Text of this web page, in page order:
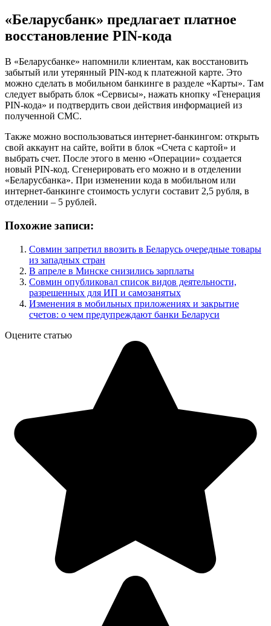
«Беларусбанк» предлагает платное
восстановление PIN-кода
В «Беларусбанке» напомнили клиентам, как восстановить
забытый или утерянный PIN-код к платежной карте. Это
можно сделать в мобильном банкинге в разделе «Карты». Там
следует выбрать блок «Сервисы», нажать кнопку «Генерация
PIN-кода» и подтвердить свои действия информацией из
полученной СМС.
Также можно воспользоваться интернет-банкингом: открыть
свой аккаунт на сайте, войти в блок «Счета с картой» и
выбрать счет. После этого в меню «Операции» создается
новый PIN-код. Сгенерировать его можно и в отделении
«Беларусбанка». При изменении кода в мобильном или
интернет-банкинге стоимость услуги составит 2,5 рубля, в
отделении – 5 рублей.
Похожие записи:
Совмин запретил ввозить в Беларусь очередные товары
из западных стран
В апреле в Минске снизились зарплаты
Совмин опубликовал список видов деятельности,
разрешенных для ИП и самозанятых
Изменения в мобильных приложениях и закрытие
счетов: о чем предупреждают банки Беларуси
Оцените статью